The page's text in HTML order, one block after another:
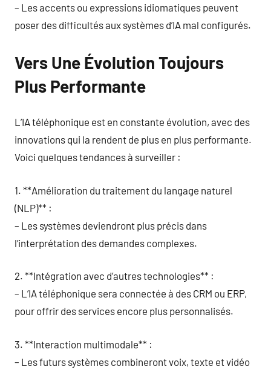
– Les accents ou expressions idiomatiques peuvent
poser des difficultés aux systèmes d’IA mal configurés.
Vers Une Évolution Toujours
Plus Performante
L’IA téléphonique est en constante évolution, avec des
innovations qui la rendent de plus en plus performante.
Voici quelques tendances à surveiller :
1. **Amélioration du traitement du langage naturel
(NLP)** :
– Les systèmes deviendront plus précis dans
l’interprétation des demandes complexes.
2. **Intégration avec d’autres technologies** :
– L’IA téléphonique sera connectée à des CRM ou ERP,
pour offrir des services encore plus personnalisés.
3. **Interaction multimodale** :
– Les futurs systèmes combineront voix, texte et vidéo